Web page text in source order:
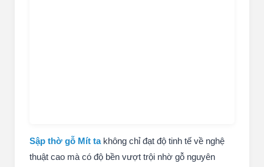
Sập thờ gỗ Mít takhông chỉ đạt độ tinh tế về nghệ
thuật cao mà có độ bền vượt trội nhờ gỗ nguyên